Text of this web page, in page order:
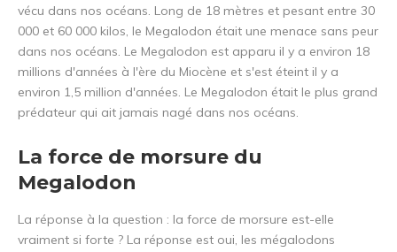
vécu dans nos océans. Long de 18 mètres et pesant entre 30
000 et 60 000 kilos, le Megalodon était une menace sans peur
dans nos océans. Le Megalodon est apparu il y a environ 18
millions d'années à l'ère du Miocène et s'est éteint il y a
environ 1,5 million d'années. Le Megalodon était le plus grand
prédateur qui ait jamais nagé dans nos océans.
La force de morsure du
Megalodon
La réponse à la question : la force de morsure est-elle
vraiment si forte ? La réponse est oui, les mégalodons